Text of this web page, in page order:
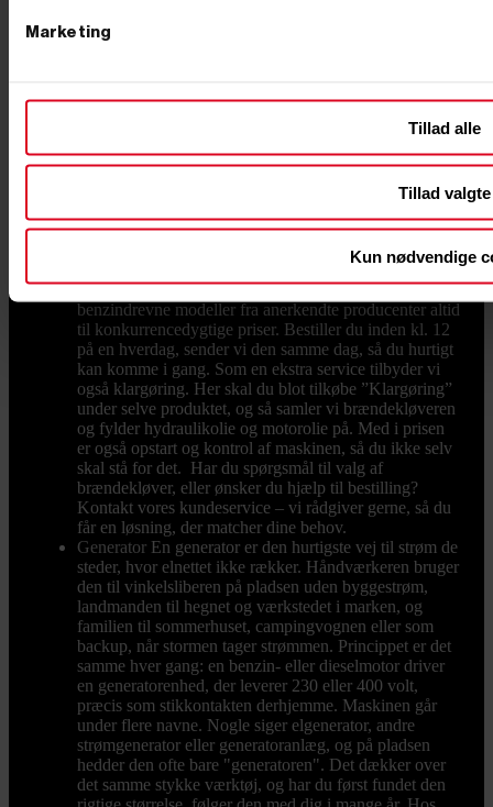
Marketing
Tillad alle
Tillad valgte
Kun nødvendige
kan hydraulikolie bedre tåle høje temperaturer uden at
kløvningen, hvilket minimerer risikoen for ulykker.
Derudover er de udstyret med beskyttelsesanordninger
og stabile understel, så maskinen står sikkert under
brug. Det gør dem til et trygt valg, også for dig, der
BRÆNDEKLØVER FRA FRA
PRIMUSDANMARK Hos PrimusDanmark har vi
gjort det nemt for dig at finde en pålidelig og effektiv
brændekløver. Vi fører både elektriske og
benzindrevne modeller fra anerkendte producenter altid
til konkurrencedygtige priser. Bestiller du inden kl. 12
på en hverdag, sender vi den samme dag, så du hurtigt
kan komme i gang. Som en ekstra service tilbyder vi
også klargøring. Her skal du blot tilkøbe ”Klargøring”
under selve produktet, og så samler vi brændekløveren
og fylder hydraulikolie og motorolie på. Med i prisen
er også opstart og kontrol af maskinen, så du ikke selv
skal stå for det. Har du spørgsmål til valg af
brændekløver, eller ønsker du hjælp til bestilling?
Kontakt vores kundeservice – vi rådgiver gerne, så du
får en løsning, der matcher dine behov.
Generator En generator er den hurtigste vej til strøm de
steder, hvor elnettet ikke rækker. Håndværkeren bruger
den til vinkelsliberen på pladsen uden byggestrøm,
landmanden til hegnet og værkstedet i marken, og
familien til sommerhuset, campingvognen eller som
backup, når stormen tager strømmen. Princippet er det
samme hver gang: en benzin- eller dieselmotor driver
en generatorenhed, der leverer 230 eller 400 volt,
præcis som stikkontakten derhjemme. Maskinen går
under flere navne. Nogle siger elgenerator, andre
strømgenerator eller generatoranlæg, og på pladsen
hedder den ofte bare "generatoren". Det dækker over
det samme stykke værktøj, og har du først fundet den